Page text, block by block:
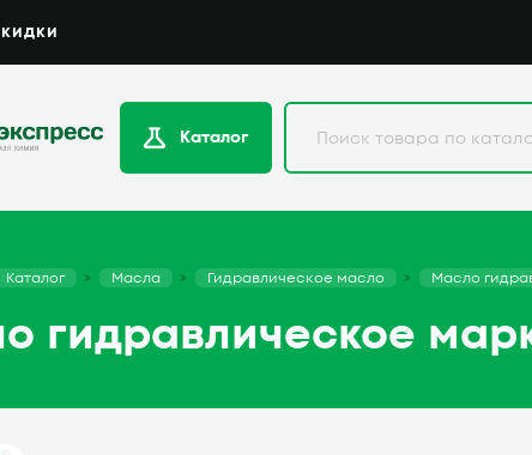
Каталог
Каталог Масла Гидравлическое масло Масло
гидравлическое